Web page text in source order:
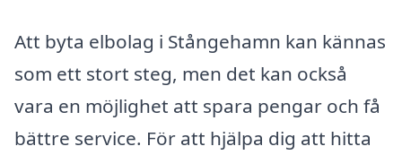
Att byta elbolag i Stångehamn kan kännas
som ett stort steg, men det kan också
vara en möjlighet att spara pengar och få
bättre service. För att hjälpa dig att hitta